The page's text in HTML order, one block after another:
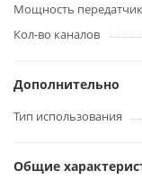
Мощность
Кол-во каналов
Дополнительно
Тип использования
Общие